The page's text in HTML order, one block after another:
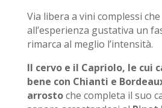
Via libera a vini complessi
all’esperienza gustativa un
rimarca al meglio l’intensità.
Il cervo e il Capriolo, le cui
bene con Chianti e
arrostoche completa il suo